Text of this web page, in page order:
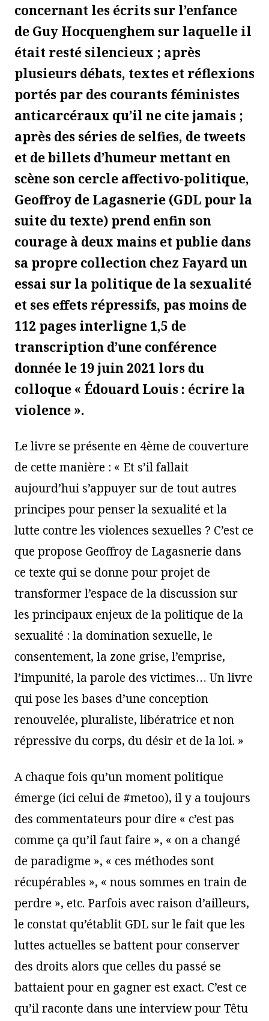
concernant les écrits sur l’enfance
de Guy Hocquenghem sur laquelle il
était resté silencieux ; après
plusieurs débats, textes et réflexions
portés par des courants féministes
anticarcéraux qu’il ne cite jamais ;
après des séries de selfies, de tweets
et de billets d’humeur mettant en
scène son cercle affectivo-politique,
Geoffroy de Lagasnerie (GDL pour la
suite du texte) prend enfin son
courage à deux mains et publie dans
sa propre collection chez Fayard un
essai sur la politique de la sexualité
et ses effets répressifs, pas moins de
112 pages interligne 1,5 de
transcription d’une conférence
donnée le 19 juin 2021 lors du
colloque « Édouard Louis : écrire la
violence ».
Le livre se présente en 4ème de couverture
de cette manière : « Et s’il fallait
aujourd’hui s’appuyer sur de tout autres
principes pour penser la sexualité et la
lutte contre les violences sexuelles ? C’est ce
que propose Geoffroy de Lagasnerie dans
ce texte qui se donne pour projet de
transformer l’espace de la discussion sur
les principaux enjeux de la politique de la
sexualité : la domination sexuelle, le
consentement, la zone grise, l’emprise,
l’impunité, la parole des victimes… Un livre
qui pose les bases d’une conception
renouvelée, pluraliste, libératrice et non
répressive du corps, du désir et de la loi. »
A chaque fois qu’un moment politique
émerge (ici celui de #metoo), il y a toujours
des commentateurs pour dire « c’est pas
comme ça qu’il faut faire », « on a changé
de paradigme », « ces méthodes sont
récupérables », « nous sommes en train de
perdre », etc. Parfois avec raison d’ailleurs,
le constat qu’établit GDL sur le fait que les
luttes actuelles se battent pour conserver
des droits alors que celles du passé se
battaient pour en gagner est exact. C’est ce
qu’il raconte dans une interview pour Têtu